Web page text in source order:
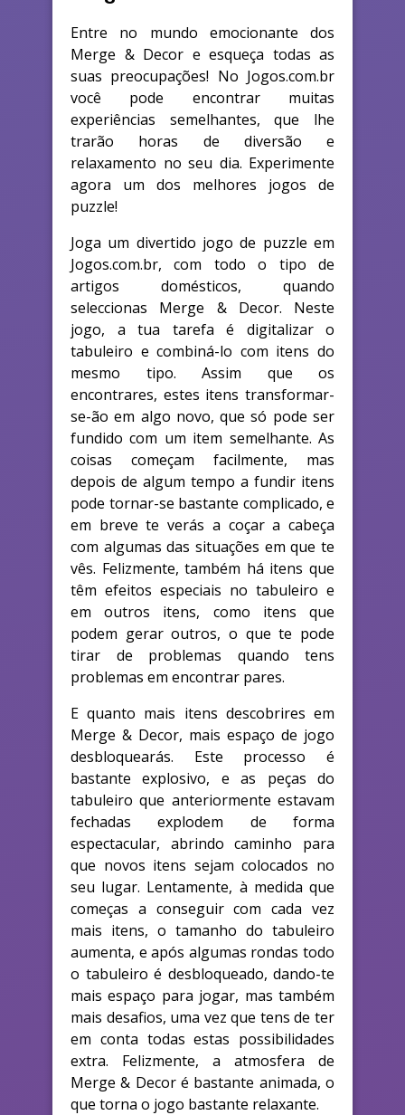
Entre no mundo emocionante dos
Merge & Decor e esqueça todas as
suas preocupações! No Jogos.com.br
você pode encontrar muitas
experiências semelhantes, que lhe
trarão horas de diversão e
relaxamento no seu dia. Experimente
agora um dos melhores jogos de
puzzle!
Joga um divertido jogo de puzzle em
Jogos.com.br, com todo o tipo de
artigos domésticos, quando
seleccionas Merge & Decor. Neste
jogo, a tua tarefa é digitalizar o
tabuleiro e combiná-lo com itens do
mesmo tipo. Assim que os
encontrares, estes itens transformar-
se-ão em algo novo, que só pode ser
fundido com um item semelhante. As
coisas começam facilmente, mas
depois de algum tempo a fundir itens
pode tornar-se bastante complicado, e
em breve te verás a coçar a cabeça
com algumas das situações em que te
vês. Felizmente, também há itens que
têm efeitos especiais no tabuleiro e
em outros itens, como itens que
podem gerar outros, o que te pode
tirar de problemas quando tens
problemas em encontrar pares.
E quanto mais itens descobrires em
Merge & Decor, mais espaço de jogo
desbloquearás. Este processo é
bastante explosivo, e as peças do
tabuleiro que anteriormente estavam
fechadas explodem de forma
espectacular, abrindo caminho para
que novos itens sejam colocados no
seu lugar. Lentamente, à medida que
começas a conseguir com cada vez
mais itens, o tamanho do tabuleiro
aumenta, e após algumas rondas todo
o tabuleiro é desbloqueado, dando-te
mais espaço para jogar, mas também
mais desafios, uma vez que tens de ter
em conta todas estas possibilidades
extra. Felizmente, a atmosfera de
Merge & Decor é bastante animada, o
que torna o jogo bastante relaxante.